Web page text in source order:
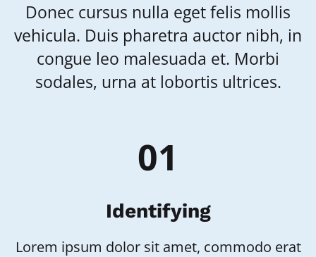
Donec cursus nulla eget felis mollis
vehicula. Duis pharetra auctor nibh, in
congue leo malesuada et. Morbi
sodales, urna at lobortis ultrices.
01
Identifying
Lorem ipsum dolor sit amet, commodo erat